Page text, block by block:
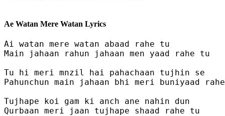
Ae Watan Mere Watan Lyrics
Ai watan mere watan abaad rahe tu
Main jahaan rahun jahaan men yaad rahe tu
Tu hi meri mnzil hai pahachaan tujhin se
Pahunchun main jahaan bhi meri buniyaad
Tujhape koi gam ki anch ane nahin dun
Qurbaan meri jaan tujhape shaad rahe tu